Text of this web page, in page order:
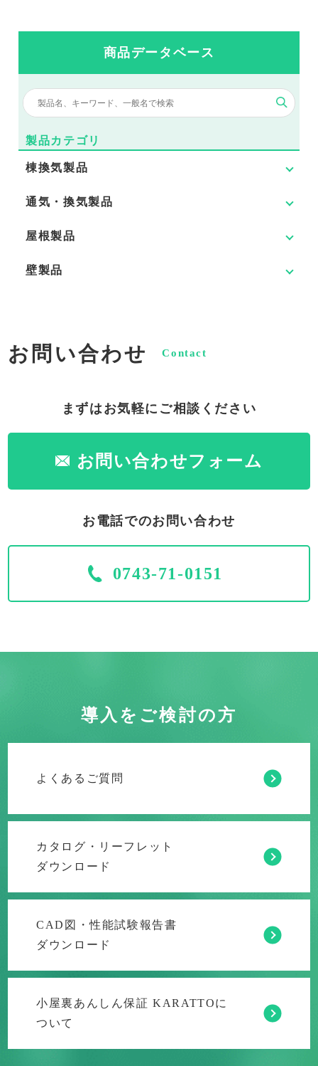
商品データベース
製品カテゴリ
棟換気製品
通気・換気製品
屋根製品
壁製品
お問い合わせ Contact
まずはお気軽にご相談ください
お問い合わせフォーム
お電話でのお問い合わせ
0743-71-0151
導入をご検討の方
よくあるご質問
カタログ・リーフレット
ダウンロード
CAD図・性能試験報告書
ダウンロード
小屋裏あんしん保証 KARATTOに
ついて